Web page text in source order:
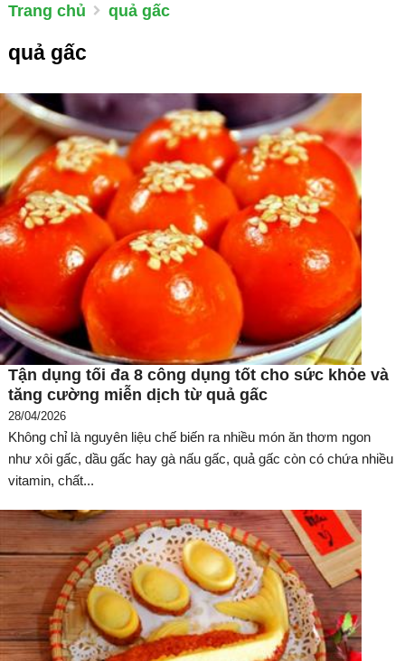
Trang chủ quả gấc
quả gấc
Tận dụng tối đa 8 công dụng tốt cho sức khỏe và
tăng cường miễn dịch từ quả gấc
28/04/2026
Không chỉ là nguyên liệu chế biến ra nhiều món ăn thơm ngon
như xôi gấc, dầu gấc hay gà nấu gấc, quả gấc còn có chứa nhiều
vitamin, chất...